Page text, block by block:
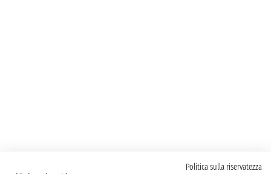
Politica sulla riservatezza